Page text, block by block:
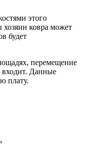
этого
хозяин ковра может
будет
перемещение
входит. Данные
плату.